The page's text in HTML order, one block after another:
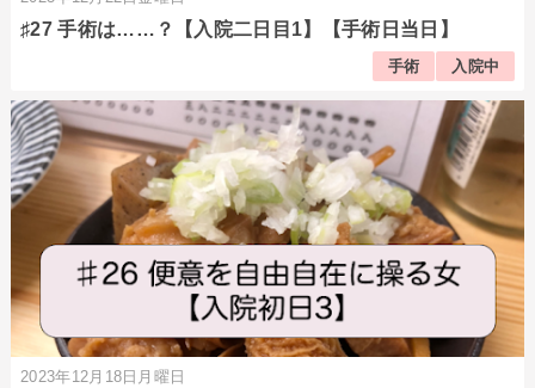
♯27 手術は……？【入院二日目1】【手術日当日】
手術 入院中
2023年12月18日月曜日